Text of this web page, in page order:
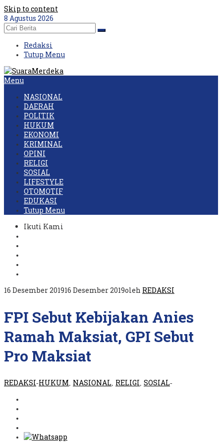
Skip to content
8 Agustus 2026
Redaksi
Tutup Menu
Menu
NASIONAL
DAERAH
POLITIK
HUKUM
EKONOMI
KRIMINAL
OPINI
RELIGI
SOSIAL
LIFESTYLE
OTOMOTIF
EDUKASI
Tutup Menu
Ikuti Kami
16 Desember 201916 Desember 2019oleh REDAKSI
FPI Sebut Kebijakan Anies
Ramah Maksiat, GPI Sebut
Pro Maksiat
REDAKSI-HUKUM NASIONAL RELIGI SOSIAL-